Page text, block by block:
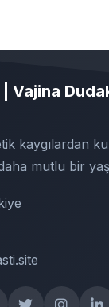
Vajina
kaygılardan
mutlu bir